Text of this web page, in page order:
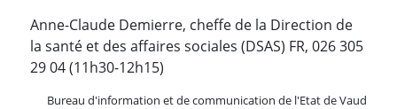
Anne-Claude Demierre, cheffe de la Direction de
la santé et des affaires sociales (DSAS) FR, 026 305
29 04 (11h30-12h15)
Bureau d'information et de communication de l'Etat de Vaud